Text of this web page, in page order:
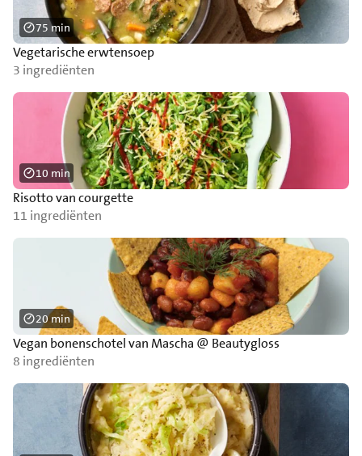
Vegetarische erwtensoep
3 ingrediënten
75 min
Risotto van courgette
11 ingrediënten
10 min
Vegan bonenschotel van Mascha @ Beautygloss
8 ingrediënten
20 min